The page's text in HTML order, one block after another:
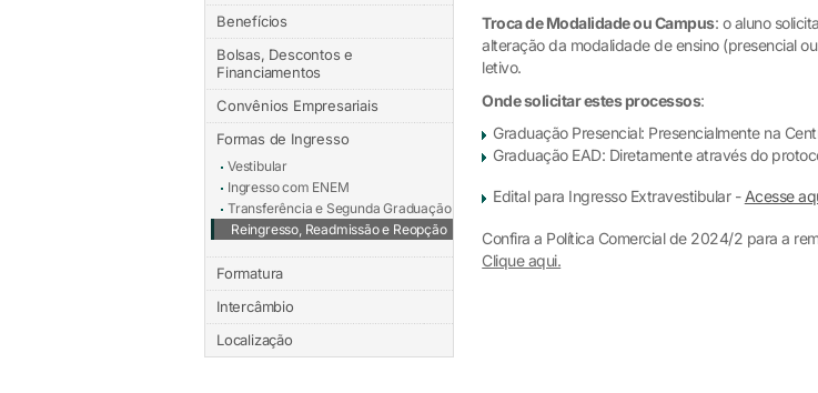
Benefícios
Bolsas, Descontos e
Financiamentos
Convênios Empresariais
Formas de Ingresso
Vestibular
Ingresso com ENEM
Transferência e Segunda Graduação
Reingresso, Readmissão e Reopção
Formatura
Intercâmbio
Localização
Troca de Modalidade ou Campus: o aluno
alteração da modalidade de ensino (presencial
letivo.
Onde solicitar estes processos:
Graduação Presencial: Presencialmente na
Graduação EAD: Diretamente através do
Edital para Ingresso Extravestibular - Acesse
Confira a Política Comercial de 2024/2 para a
Clique aqui.